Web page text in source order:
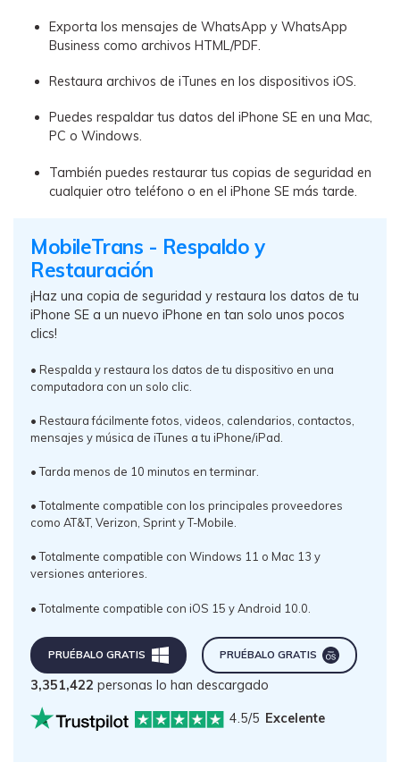
Exporta los mensajes de WhatsApp y WhatsApp
Business como archivos HTML/PDF.
Restaura archivos de iTunes en los dispositivos iOS.
Puedes respaldar tus datos del iPhone SE en una Mac,
PC o Windows.
También puedes restaurar tus copias de seguridad en
cualquier otro teléfono o en el iPhone SE más tarde.
MobileTrans - Respaldo y
Restauración
󠀰¡Haz una copia de seguridad y restaura los datos de tu
iPhone SE a un nuevo iPhone en tan solo unos pocos
clics!󠀲󠀡󠀠󠀥󠀩󠀧󠀡󠀨󠀠󠀳
• Respalda y restaura los datos de tu dispositivo en una
computadora con un solo clic.󠀲󠀡󠀠󠀥󠀩󠀧󠀤󠀩󠀩󠀳
• Restaura fácilmente fotos, videos, calendarios, contactos,
mensajes y música de iTunes a tu iPhone/iPad.󠀲󠀡󠀠󠀥󠀩󠀧󠀥󠀠󠀠󠀳
• Tarda menos de 10 minutos en terminar.󠀲󠀡󠀠󠀥󠀩󠀧󠀥󠀠󠀡󠀳
• Totalmente compatible con los principales proveedores
como AT&T, Verizon, Sprint y T-Mobile.󠀲󠀡󠀠󠀥󠀩󠀧󠀥󠀠󠀢󠀳
• Totalmente compatible con Windows 11 o Mac 13 y
versiones anteriores.
• Totalmente compatible con iOS 15 y Android 10.0.
PRUÉBALO GRATIS PRUÉBALO GRATIS
3,351,424 personas lo han descargado
4.5/5 Excelente